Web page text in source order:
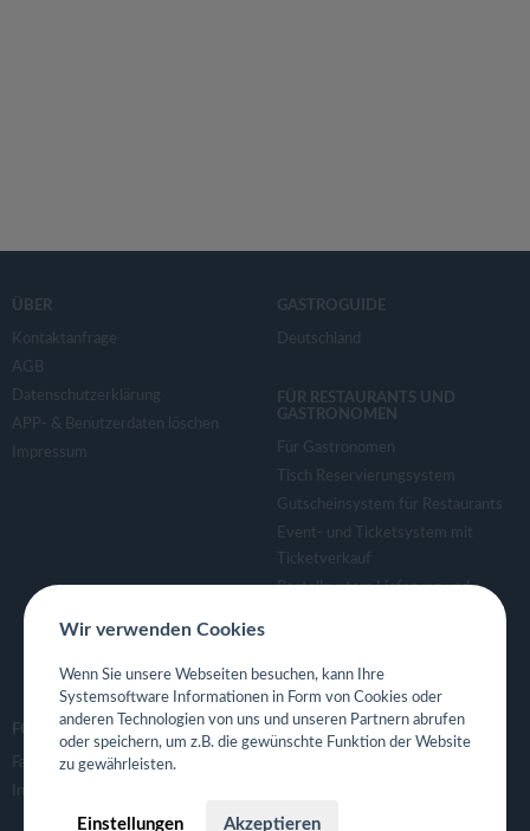
ÜBER
Kontaktanfrage
AGB
Datenschutzerklärung
APP- & Benutzerdaten löschen
Impressum
GASTROGUIDE
Deutschland
FÜR RESTAURANTS UND
GASTRONOMEN
Für Gastronomen
Tisch Reservierungsystem
Gutscheinsystem für Restaurants
Event- und Ticketsystem mit
Ticketverkauf
Bestellsystem Lieferung und
Eigene App für Restaurant
FOLGE UNS
Facebook
Instagram
Wir verwenden Cookies
Wenn Sie unsere Webseiten besuchen, kann Ihre
Systemsoftware Informationen in Form von Cookies oder
anderen Technologien von uns und unseren Partnern abrufen
oder speichern, um z.B. die gewünschte Funktion der Website
zu gewährleisten.
Einstellungen Akzeptieren